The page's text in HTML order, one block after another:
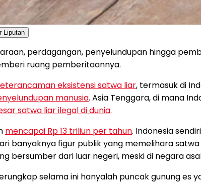
Liputan
perdagangan, penyelundupan hingga
ruang pemberitaannya.
eksistensi satwa liar, termasuk di
manusia. Asia Tenggara, di mana
satwa liar ilegal di dunia.
mencapai Rp 13 triliun per tahun. Indonesia
banyaknya figur publik yang memelihara
bersumber dari luar negeri, meski di negara
selama ini hanyalah puncak gunung es